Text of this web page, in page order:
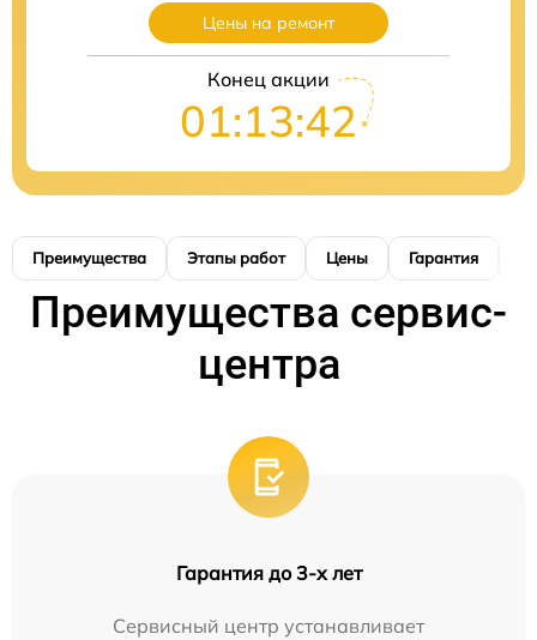
Цены на ремонт
Конец акции
01:13:41
Преимущества Этапы работ Цены Гарантия
Преимущества сервис-
центра
Гарантия до 3-х лет
Сервисный центр устанавливает